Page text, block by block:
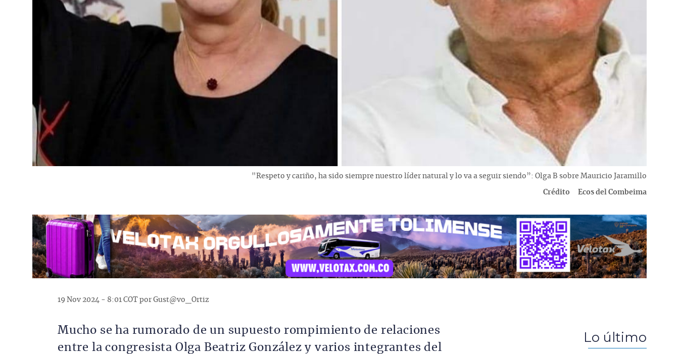
"Respeto y cariño, ha sido siempre nuestro líder natural y lo va a seguir siendo”: Olga B sobre Mauricio Jaramillo
Crédito Ecos del Combeima
19 Nov 2024 - 8:01 COT por Gust@vo_Ortiz
Mucho se ha rumorado de un supuesto rompimiento de relaciones
entre la congresista Olga Beatriz González y varios integrantes del
Lo último